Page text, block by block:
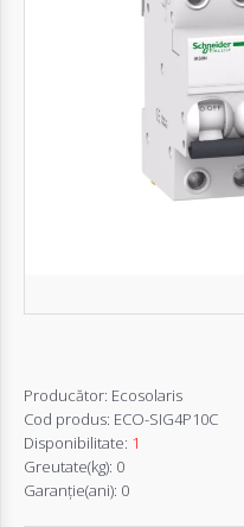
Producător: Ecosolaris
Cod produs: ECO-SIG4P10C
Disponibilitate: 1
Greutate(kg): 0
Garanţie(ani): 0